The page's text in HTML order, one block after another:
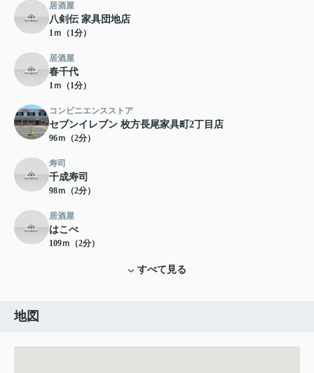
居酒屋
八剣伝 家具団地店
1ｍ（1分）
居酒屋
春千代
1ｍ（1分）
コンビニエンスストア
セブンイレブン 枚方長尾家具町2丁目店
96ｍ（2分）
寿司
千成寿司
98ｍ（2分）
居酒屋
はこべ
109ｍ（2分）
すべて見る
地図